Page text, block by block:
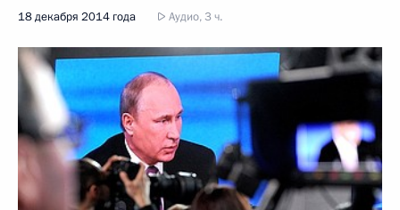
18 декабря 2014 года Аудио, 3 ч.